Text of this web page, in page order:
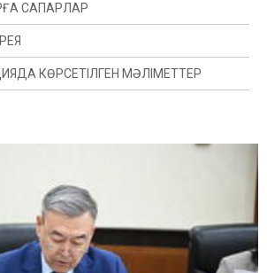
САПАРЛАР
КӨРСЕТІЛГЕН МӘЛІМЕТТЕР